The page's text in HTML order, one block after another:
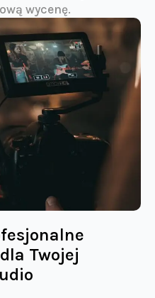
wycenę.
Twojej